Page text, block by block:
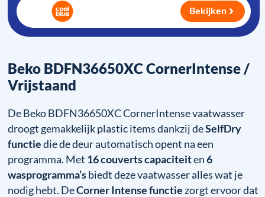
Beko BDFN36650XC CornerIntense /
Vrijstaand
De Beko BDFN36650XC CornerIntense vaatwasser
droogt gemakkelijk plastic items dankzij deSelfDry
functiedie de deur automatisch opent na een
programma. Met 16 couverts capaciteiten6
wasprogramma’sbiedt deze vaatwasser alles wat je
nodig hebt. DeCorner Intense functie zorgt ervoor dat
Bekijken